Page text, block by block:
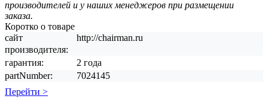
производителей и у наших менеджеров при размещении
заказа.
Коротко о товаре
сайт
производителя:
http://chairman.ru
гарантия:
2 года
partNumber:
7024145
Перейти >